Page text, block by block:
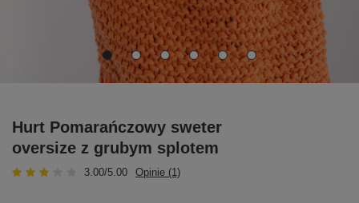
Hurt Pomarańczowy sweter
oversize z grubym splotem
3.00/5.00 Opinie (1)